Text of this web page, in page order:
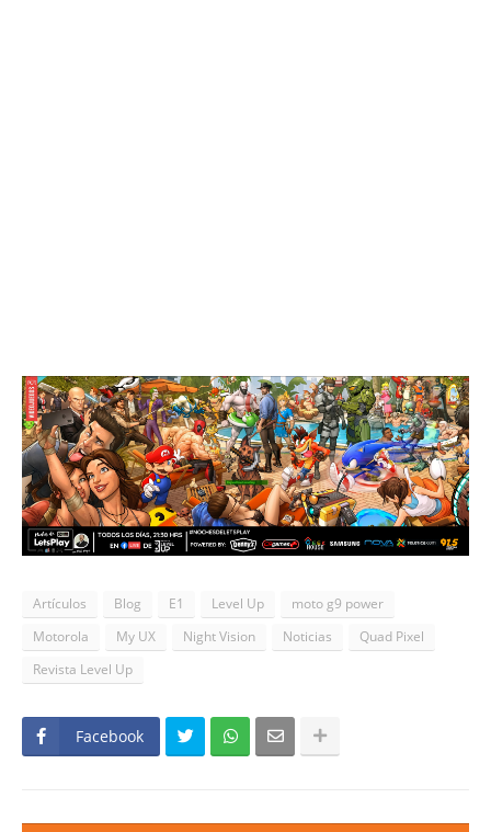
Artículos Blog E1 Level Up
moto g9 power
Motorola
My UX Night Vision Noticias
Quad Pixel
Revista Level Up
Facebook